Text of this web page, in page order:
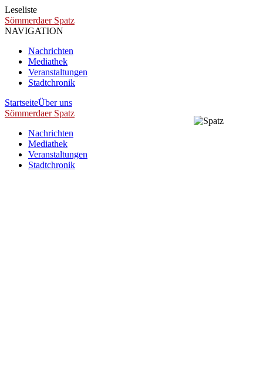
Leseliste
Sömmerdaer Spatz
NAVIGATION
Nachrichten
Mediathek
Veranstaltungen
Stadtchronik
StartseiteÜber uns
Sömmerdaer Spatz
Nachrichten
Mediathek
Veranstaltungen
Stadtchronik